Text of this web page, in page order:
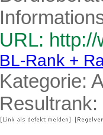
URL:
BL-Rank +
Kategorie:
Resultrank: